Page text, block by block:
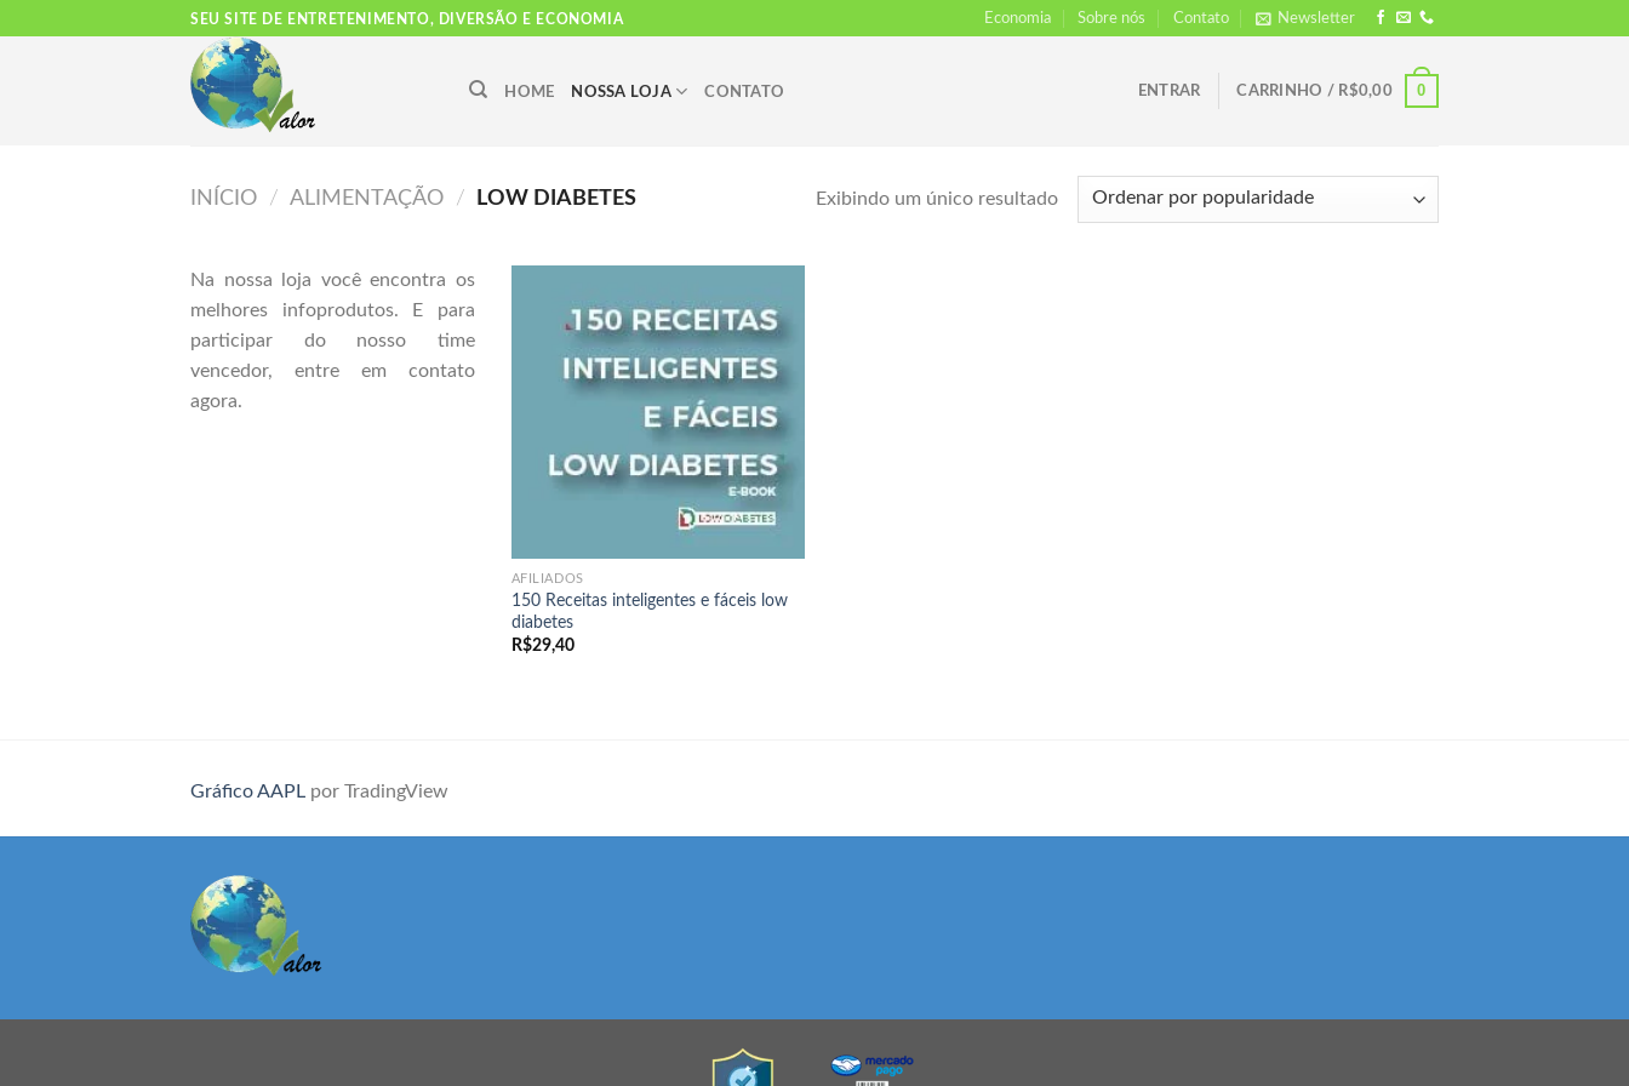
SEU SITE DE ENTRETENIMENTO, DIVERSÃO E ECONOMIA Economia Sobre nós Contato Newsletter
HOME NOSSA LOJA CONTATO ENTRAR CARRINHO / R$0,00 0
INÍCIO / ALIMENTAÇÃO / LOW DIABETES Exibindo um único resultado
Na nossa loja você encontra os
melhores infoprodutos. E para
participar do nosso time
vencedor, entre em contato
agora.
AFILIADOS
150 Receitas inteligentes e fáceis low
diabetes
R$29,40
Gráfico AAPL por TradingView